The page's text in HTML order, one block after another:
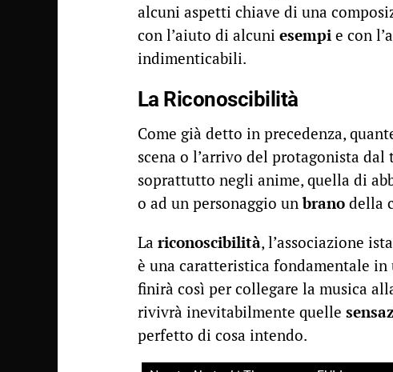
alcuni aspetti chiave di una
con l’aiuto di alcuni esempi e con
indimenticabili.
La Riconoscibilità
Come già detto in precedenza,
scena o l’arrivo del protagonista
soprattutto negli anime, quella di
o ad un personaggio unbrano della
La riconoscibilità, l’associazione
è una caratteristica fondamentale in
finirà così per collegare la musica
rivivrà inevitabilmente quelle
perfetto di cosa intendo.